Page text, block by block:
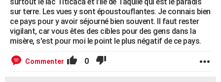
sur terre. Les vues y sont époustouflantes. Je connais bien
ce pays pour y avoir séjourné bien souvent. Il faut rester
vigilant, car vous êtes des cibles pour des gens dans la
misère, s'est pour moi le point le plus négatif de ce pays.
Commenter 0